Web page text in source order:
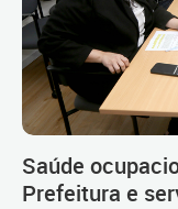
Saúde
Prefeitura e